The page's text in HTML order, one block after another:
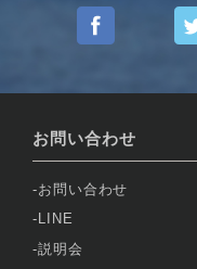
お問い合わせ
お問い合わせ
LINE
説明会